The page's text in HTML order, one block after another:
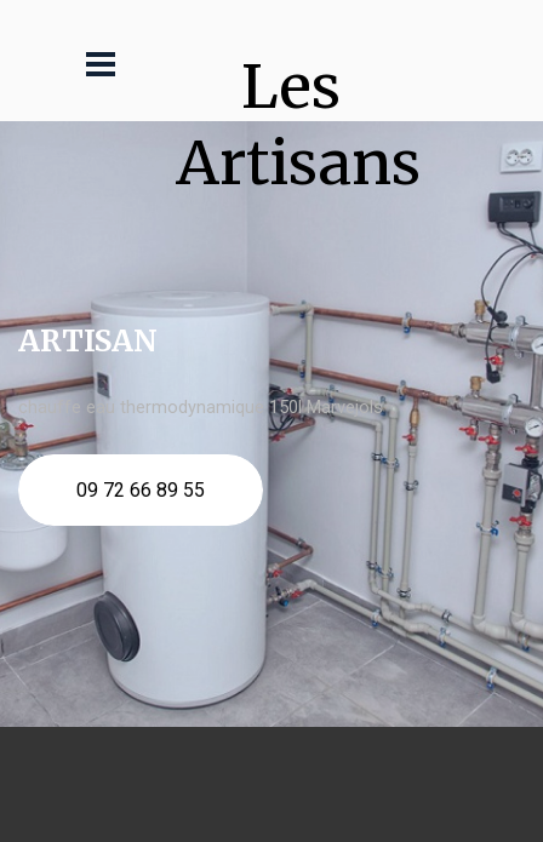
Les
Artisans
ARTISAN
chauffe eau thermodynamique 150l Marvejols
09 72 66 89 55